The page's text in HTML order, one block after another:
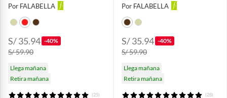
Por FALABELLA
S/ 35.94 -40%
S/ 59.90
Llega mañana
Retira mañana
(25)
Por FALABELLA
S/ 35.94 -40%
S/ 59.90
Llega mañana
Retira mañana
(28)